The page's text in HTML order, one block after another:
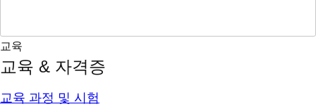
교육
교육 & 자격증
교육 과정 및 시험